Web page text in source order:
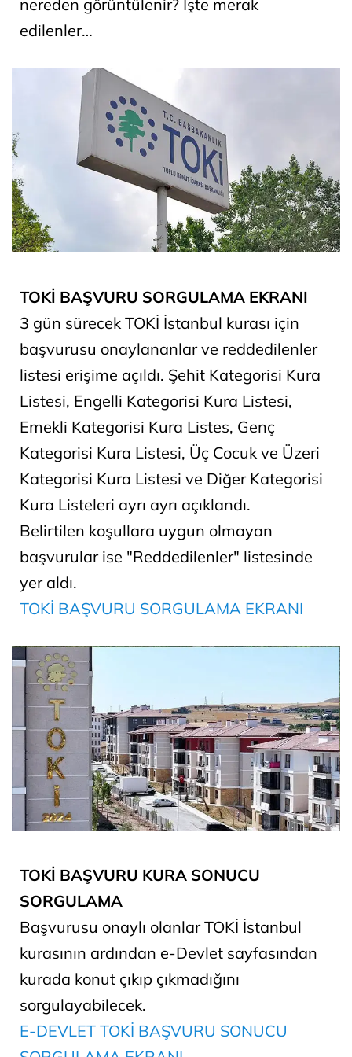
nereden görüntülenir? İşte merak
edilenler…
TOKİ BAŞVURU SORGULAMA EKRANI
3 gün sürecek TOKİ İstanbul kurası için
başvurusu onaylananlar ve reddedilenler
listesi erişime açıldı. Şehit Kategorisi Kura
Listesi, Engelli Kategorisi Kura Listesi,
Emekli Kategorisi Kura Listes, Genç
Kategorisi Kura Listesi, Üç Cocuk ve Üzeri
Kategorisi Kura Listesi ve Diğer Kategorisi
Kura Listeleri ayrı ayrı açıklandı.
Belirtilen koşullara uygun olmayan
başvurular ise "Reddedilenler" listesinde
yer aldı.
TOKİ BAŞVURU SORGULAMA EKRANI
TOKİ BAŞVURU KURA SONUCU
SORGULAMA
Başvurusu onaylı olanlar TOKİ İstanbul
kurasının ardından e-Devlet sayfasından
kurada konut çıkıp çıkmadığını
sorgulayabilecek.
E-DEVLET TOKİ BAŞVURU SONUCU